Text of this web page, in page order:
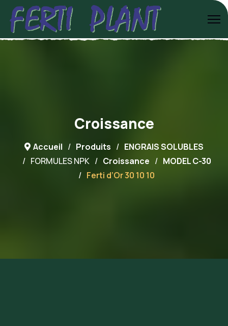
Croissance
Accueil Produits
ENGRAIS SOLUBLES
FORMULES NPK
Croissance
MODEL C-30
Ferti d’Or 30 10 10